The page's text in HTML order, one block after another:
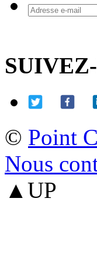
© Point
Nous
▲UP